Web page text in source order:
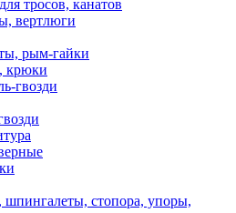
тросов, канатов
вертлюги
рым-гайки
крюки
гвозди
шпингалеты, стопора, упоры,